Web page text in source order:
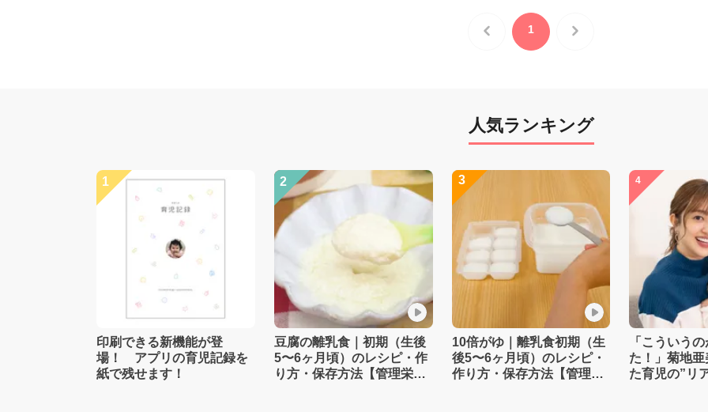
1
人気ランキング
1
印刷できる新機能が登
場！ アプリの育児記録を
紙で残せます！
2
豆腐の離乳食｜初期（生後
5〜6ヶ月頃）のレシピ・作
り方・保存方法【管理栄養
3
10倍がゆ｜離乳食初期（生
後5〜6ヶ月頃）のレシピ・
作り方・保存方法【管理栄
4
「こういう
た！」菊地
た育児の”リ